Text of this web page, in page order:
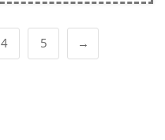
4 5 →